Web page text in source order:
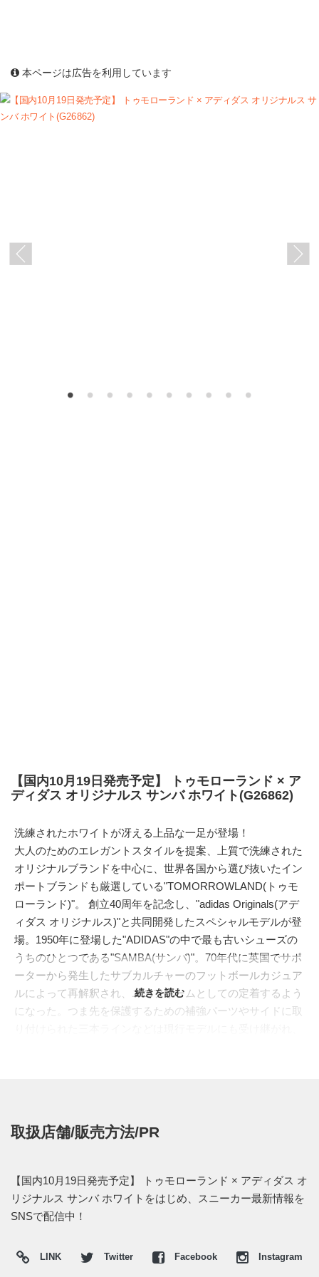
本ページは広告を利用しています
【国内10月19日発売予定】 トゥモローランド × ア
ディダス オリジナルス サンバ ホワイト(G26862)
洗練されたホワイトが冴える上品な一足が登場！
大人のためのエレガントスタイルを提案、上質で洗練された
オリジナルブランドを中心に、世界各国から選び抜いたイン
ポートブランドも厳選している"TOMORROWLAND(トゥモ
ローランド)"。 創立40周年を記念し、"adidas Originals(アデ
ィダス オリジナルス)"と共同開発したスペシャルモデルが登
場。1950年に登場した"ADIDAS"の中で最も古いシューズの
うちのひとつである"SAMBA(サンバ)"。70年代に英国でサポ
ーターから発生したサブカルチャーのフットボールカジュア
ルによって再解釈され、ユニフォームとしての定着するよう
になった。つま先を保護するための補強パーツやサイドに取
トライプスに至るまで、アッパー全てに高級感漂うプレミア
ウトソールにはさりげなく主張のあるクリアホワイトをセレ
クト。グレーのレザー製ヒールパッチとシルバーのロゴプリ
ント。全体をスマートに引き締めつつ、クリーンかつミニマ
日本国内では2018年10月19日より、TOMORROWLANDの店
続きを読む
取扱店舗/販売方法/PR
【国内10月19日発売予定】 トゥモローランド × アディダス オ
リジナルス サンバ ホワイトをはじめ、スニーカー最新情報を
SNSで配信中！
LINK Twitter Facebook Instagram